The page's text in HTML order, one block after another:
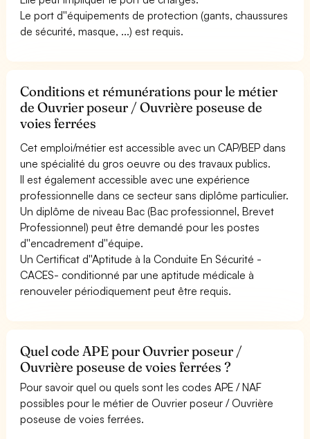
Le port d''équipements de protection (gants, chaussures
de sécurité, masque, ...) est requis.
Conditions et rémunérations pour le métier
de Ouvrier poseur / Ouvrière poseuse de
voies ferrées
Cet emploi/métier est accessible avec un CAP/BEP dans
une spécialité du gros oeuvre ou des travaux publics.
Il est également accessible avec une expérience
professionnelle dans ce secteur sans diplôme particulier.
Un diplôme de niveau Bac (Bac professionnel, Brevet
Professionnel) peut être demandé pour les postes
d''encadrement d''équipe.
Un Certificat d''Aptitude à la Conduite En Sécurité -
CACES- conditionné par une aptitude médicale à
renouveler périodiquement peut être requis.
Quel code APE pour Ouvrier poseur /
Ouvrière poseuse de voies ferrées ?
Pour savoir quel ou quels sont les codes APE / NAF
possibles pour le métier de Ouvrier poseur / Ouvrière
poseuse de voies ferrées.